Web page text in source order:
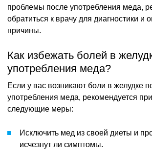
проблемы после употребления меда,
обратиться к врачу для диагностики и
причины.
Как избежать болей в
употребления меда?
Если у вас возникают боли в желудке
употребления меда, рекомендуется
следующие меры:
Исключить мед из своей диеты и
исчезнут ли симптомы.